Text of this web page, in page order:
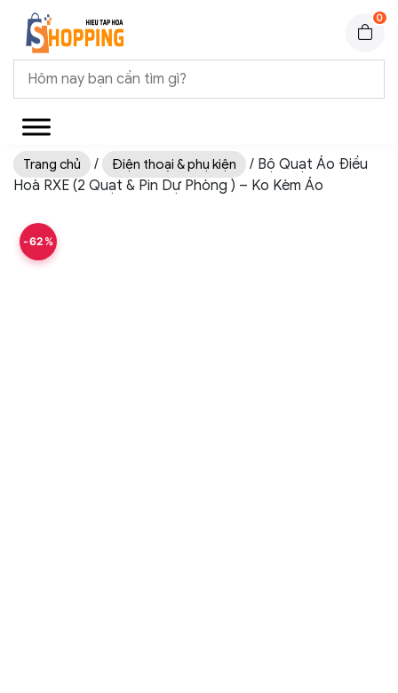
0
Trang chủ / Điện thoại & phụ kiện
/ Bộ Quạt Áo Điều
Hoà RXE (2 Quạt & Pin Dự Phòng ) – Ko Kèm Áo
-62%